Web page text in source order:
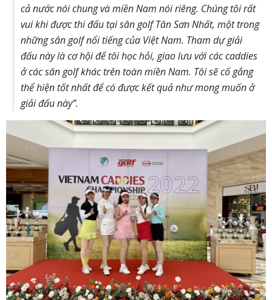
cả nước nói chung và miền Nam nói riêng. Chúng tôi rất
vui khi được thi đấu tại sân golf Tân Sơn Nhất, một trong
những sân golf nổi tiếng của Việt Nam. Tham dự giải
đấu này là cơ hội để tôi học hỏi, giao lưu với các caddies
ở các sân golf khác trên toàn miền Nam. Tôi sẽ cố gắng
thể hiện tốt nhất để có được kết quả như mong muốn ở
giải đấu này”.